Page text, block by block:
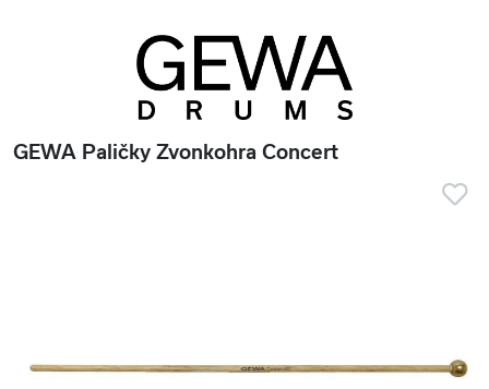
GEWA Paličky Zvonkohra Concert